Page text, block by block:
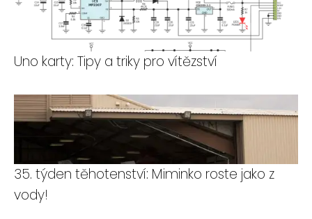
Uno karty: Tipy a triky pro vítězství
35. týden těhotenství: Miminko roste jako z
vody!